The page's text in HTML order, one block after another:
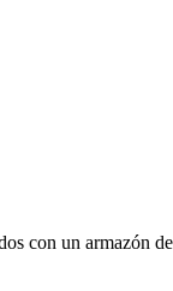
con un armazón